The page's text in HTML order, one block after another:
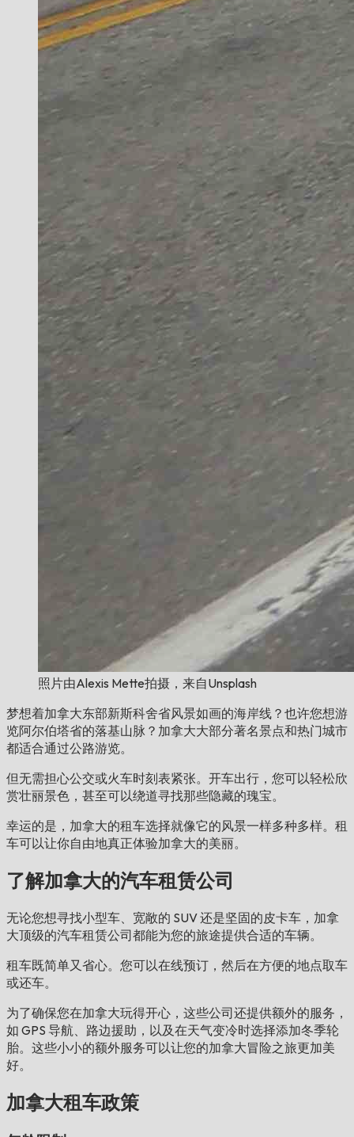
照片由Alexis Mette拍摄，来自Unsplash
梦想着加拿大东部新斯科舍省风景如画的海岸线？也许您想游
览阿尔伯塔省的落基山脉？加拿大大部分著名景点和热门城市
都适合通过公路游览。
但无需担心公交或火车时刻表紧张。开车出行，您可以轻松欣
赏壮丽景色，甚至可以绕道寻找那些隐藏的瑰宝。
幸运的是，加拿大的租车选择就像它的风景一样多种多样。租
车可以让你自由地真正体验加拿大的美丽。
了解加拿大的汽车租赁公司
无论您想寻找小型车、宽敞的 SUV 还是坚固的皮卡车，加拿
大顶级的汽车租赁公司都能为您的旅途提供合适的车辆。
租车既简单又省心。您可以在线预订，然后在方便的地点取车
或还车。
为了确保您在加拿大玩得开心，这些公司还提供额外的服务，
如 GPS 导航、路边援助，以及在天气变冷时选择添加冬季轮
胎。这些小小的额外服务可以让您的加拿大冒险之旅更加美
好。
加拿大租车政策